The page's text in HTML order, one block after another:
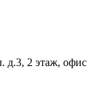
д.3, 2 этаж, офис